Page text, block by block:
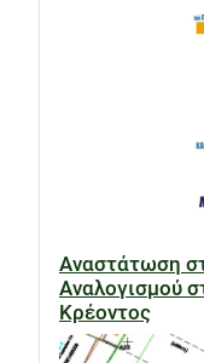
Αναστάτωση
Αναλογισμού
Κρέοντος